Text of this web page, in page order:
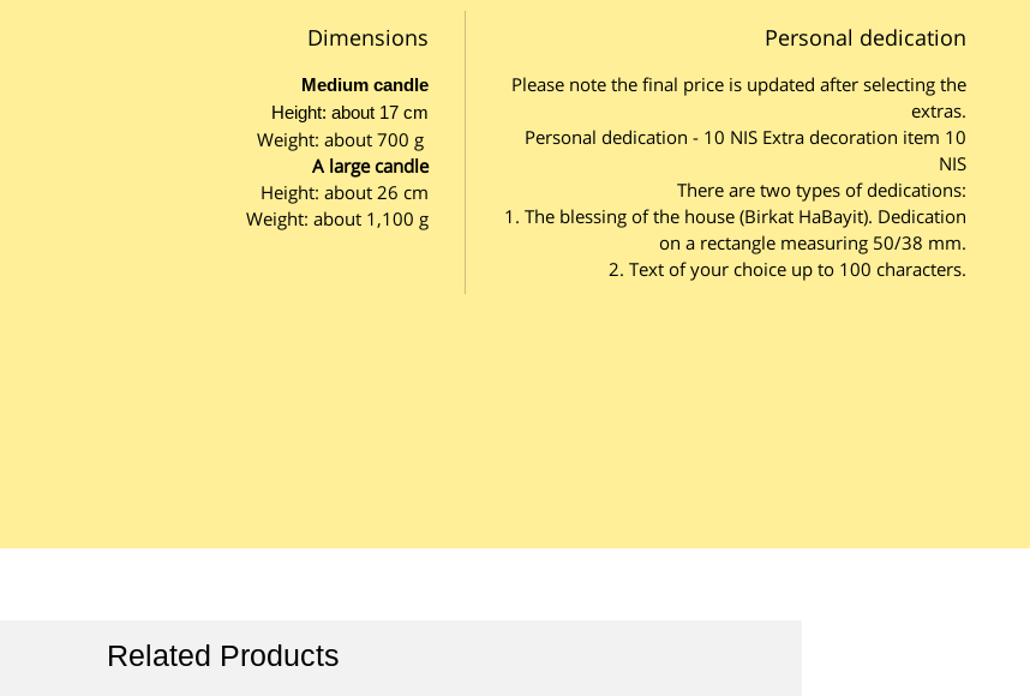
Dimensions
Medium candle
Height: about 17 cm
Weight: about 700 g
A large candle
Height: about 26 cm
Weight: about 1,100 g
Personal dedication
Please note the final price is updated after selecting the
extras.
Personal dedication - 10 NIS Extra decoration item 10
NIS
There are two types of dedications:
1. The blessing of the house (Birkat HaBayit). Dedication
on a rectangle measuring 50/38 mm.
2. Text of your choice up to 100 characters.
Related Products